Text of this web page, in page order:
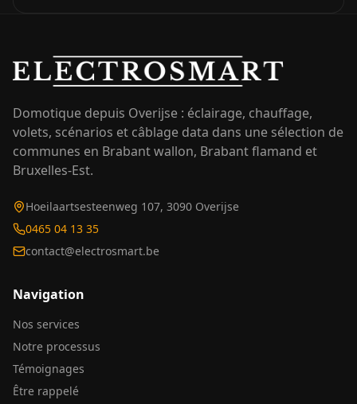
Domotique depuis Overijse : éclairage, chauffage,
volets, scénarios et câblage data dans une sélection de
communes en Brabant wallon, Brabant flamand et
Bruxelles-Est.
Hoeilaartsesteenweg 107, 3090 Overijse
0465 04 13 35
contact@electrosmart.be
Navigation
Nos services
Notre processus
Témoignages
Être rappelé